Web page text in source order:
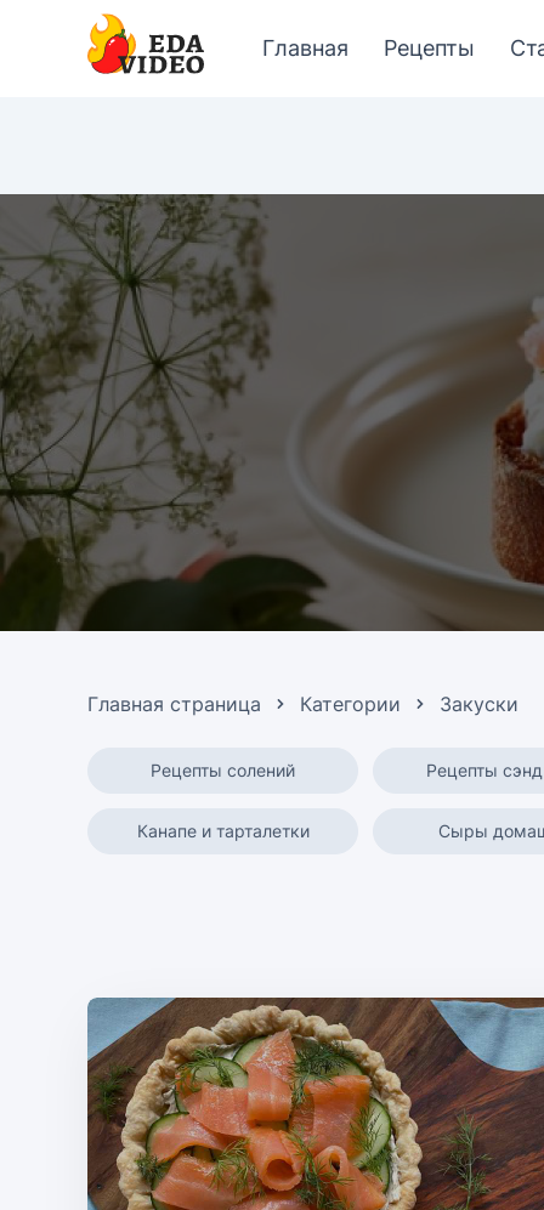
Главная Рецепты
Главная страница Категории Закуски
Рецепты солений Рецепты
Канапе и тарталетки Сыры